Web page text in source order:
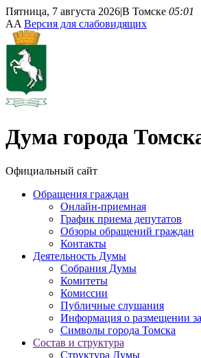
Пятница, 7 августа 2026|В Томске 05:01
AA Версия для слабовидящих
Дума города
Официальный сайт
Обращения граждан
Онлайн-приемная
График приема депутатов
Обзоры обращений граждан
Контакты
Деятельность Думы
Собрания Думы
Комитеты
Комиссии
Публичные слушания
Информация о размещении
Символы города Томска
Состав и структура
Структура Думы